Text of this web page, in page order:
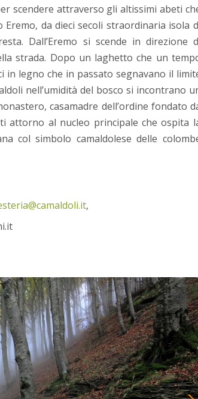
scendere attraverso gli altissimi abeti
da dieci secoli straordinaria isola
Dall’Eremo si scende in direzione
strada. Dopo un laghetto che un
in legno che in passato segnavano il
nell’umidità del bosco si incontrano
casamadre dell’ordine fondato
attorno al nucleo principale che ospita
col simbolo camaldolese delle
,